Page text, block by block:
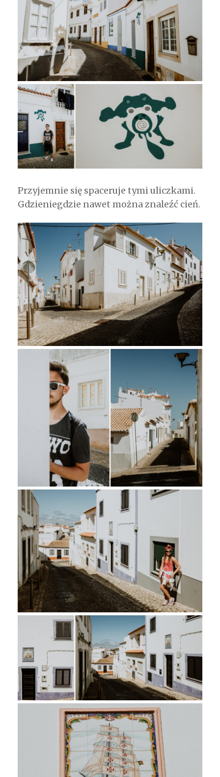
Przyjemnie się spaceruje tymi uliczkami.
Gdzieniegdzie nawet można znaleźć cień.